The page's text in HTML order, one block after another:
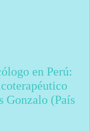
en Perú:
Gonzalo (País